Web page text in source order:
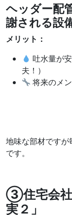
ヘッダー配
謝される設
メリット：
吐水量が
夫！）
将来のメ
地味な部材です
です。
③住宅会
実２」